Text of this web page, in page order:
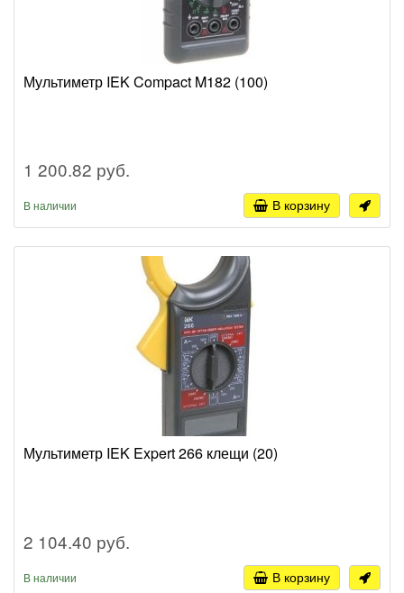
Мультиметр IEK Compact M182 (100)
1 200.82 руб.
В наличии В корзину
Мультиметр IEK Expert 266 клещи (20)
2 104.40 руб.
В наличии В корзину